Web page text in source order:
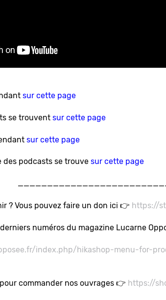
sur cette page
se trouvent sur cette page
sur cette page
des podcasts se trouve sur cette page
? Vous pouvez faire un don ici 👉 https://
numéros du magazine Lucarne
index.php/hikashop-menu-for-
commander nos ouvrages 👉 https://